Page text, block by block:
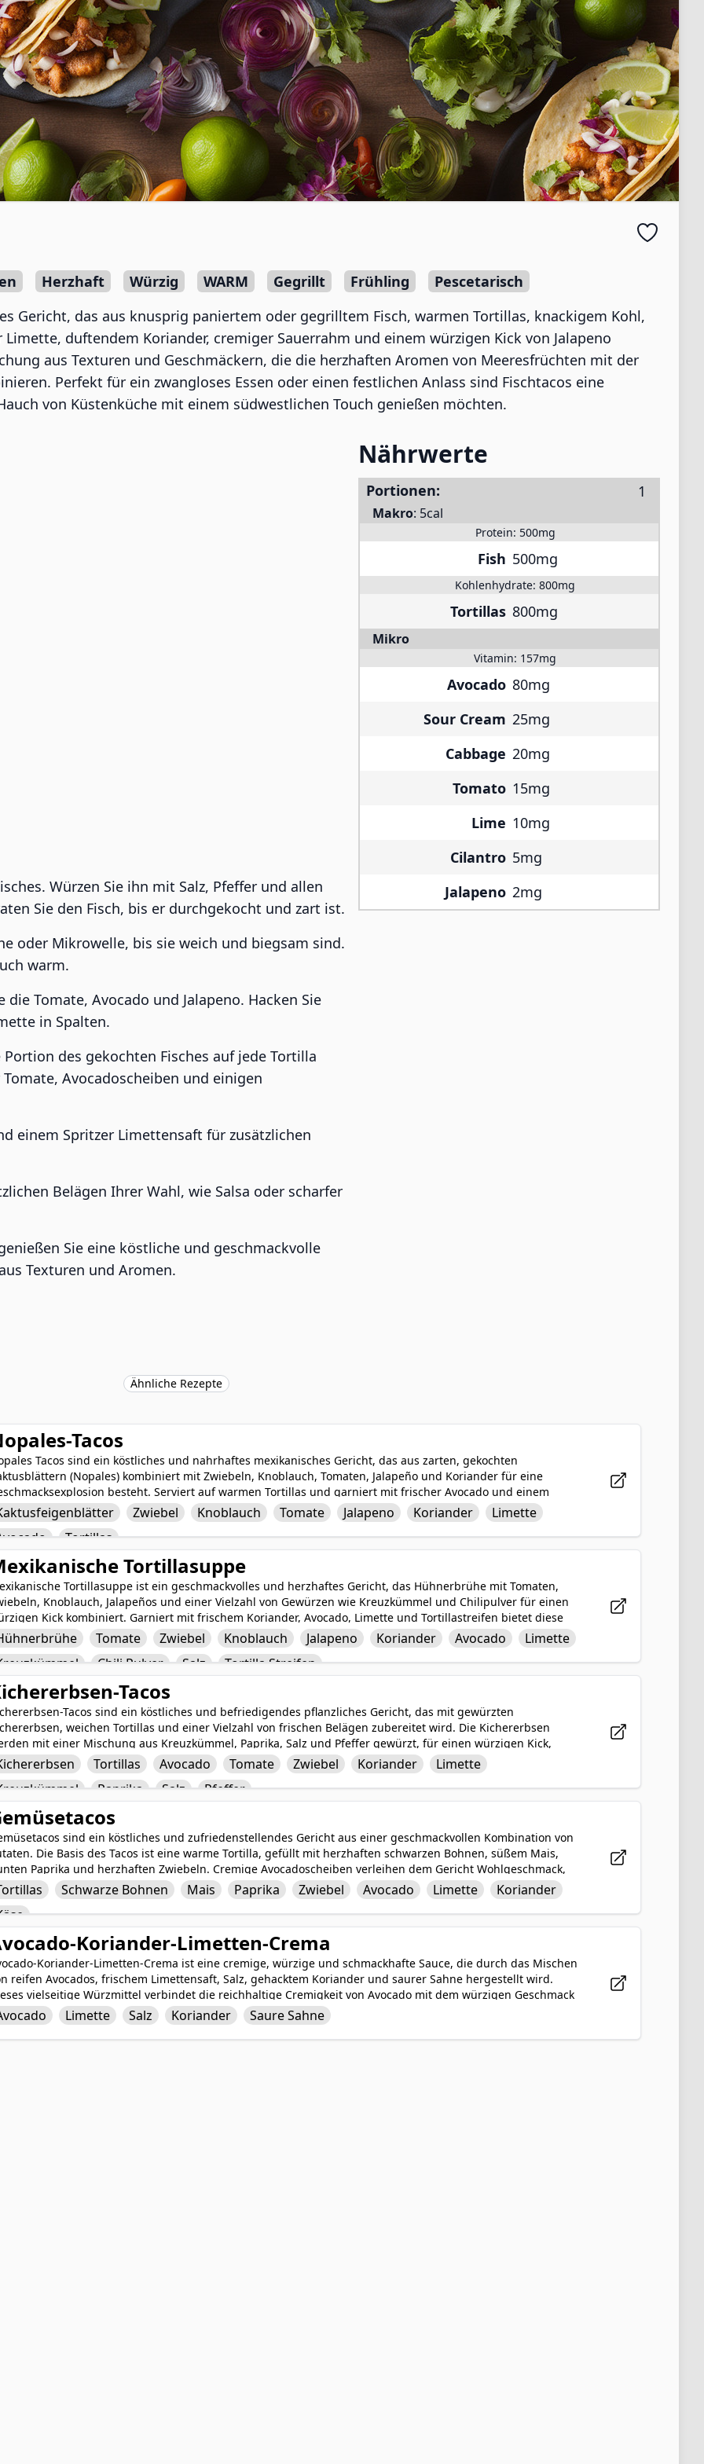
Herzhaft Würzig WARM Gegrillt Frühling
Pescetarisch
Gericht, das aus knusprig paniertem oder gegrilltem Fisch, warmen Tortillas, knackigem Kohl,
duftendem Koriander, cremiger Sauerrahm und einem würzigen Kick von Jalapeno
aus Texturen und Geschmäckern, die die herzhaften Aromen von Meeresfrüchten mit der
Perfekt für ein zwangloses Essen oder einen festlichen Anlass sind Fischtacos eine
von Küstenküche mit einem südwestlichen Touch genießen möchten.
Würzen Sie ihn mit Salz, Pfeffer und allen
Sie den Fisch, bis er durchgekocht und zart ist.
oder Mikrowelle, bis sie weich und biegsam sind.
warm.
Tomate, Avocado und Jalapeno. Hacken Sie
in Spalten.
des gekochten Fisches auf jede Tortilla
Avocadoscheiben und einigen
einem Spritzer Limettensaft für zusätzlichen
Belägen Ihrer Wahl, wie Salsa oder scharfer
Sie eine köstliche und geschmackvolle
Texturen und Aromen.
Nährwerte
Portionen:
Makro: 5cal
Protein: 500mg
Fish 500mg
Kohlenhydrate: 800mg
Tortillas 800mg
Mikro
Vitamin: 157mg
Avocado 80mg
Sour Cream 25mg
Cabbage 20mg
Tomato 15mg
Lime 10mg
Cilantro 5mg
Jalapeno 2mg
Ähnliche Rezepte
Tacos
Tacos sind ein köstliches und nahrhaftes mexikanisches Gericht, das aus zarten, gekochten
(Nopales) kombiniert mit Zwiebeln, Knoblauch, Tomaten, Jalapeño und Koriander für eine
besteht. Serviert auf warmen Tortillas und garniert mit frischer Avocado und einem
Limette bieten diese Tacos eine einzigartige Kombination aus Texturen und Geschmacksrichtungen, die
zu einer beliebten Wahl für diejenigen machen, die eine schmackhafte und gesunde Mahlzeit suchen.
Zwiebel Knoblauch Tomate Jalapeno Koriander
Limette
Tortillas
Tortillasuppe
Tortillasuppe ist ein geschmackvolles und herzhaftes Gericht, das Hühnerbrühe mit Tomaten,
Knoblauch, Jalapeños und einer Vielzahl von Gewürzen wie Kreuzkümmel und Chilipulver für einen
Kick kombiniert. Garniert mit frischem Koriander, Avocado, Limette und Tortillastreifen bietet diese
eine Mischung aus herzhaften und pikanten Aromen mit einer zufriedenstellenden knusprigen Textur
den knusprigen Tortillastreifen. Als tröstliches und befriedigendes Gericht ist die mexikanische
eine köstliche und aromatische kulinarische Erfahrung, die die Essenz der traditionellen
Küche einfängt.
Tomate Zwiebel Knoblauch Jalapeno Koriander Avocado
Limette
Chili Pulver Salz Tortilla Streifen
Tacos
Tacos sind ein köstliches und befriedigendes pflanzliches Gericht, das mit gewürzten
weichen Tortillas und einer Vielzahl von frischen Belägen zubereitet wird. Die Kichererbsen
mit einer Mischung aus Kreuzkümmel, Paprika, Salz und Pfeffer gewürzt, für einen würzigen Kick,
die Zugabe von Avocado, Tomate, Zwiebel, Koriander und einem Spritzer Limette Frische und
verleiht. Die Kombination dieser Zutaten schafft eine gesunde und sättigende Mahlzeit, die leicht
ist und voller lebendiger Aromen steckt. Kichererbsen-Tacos sind eine großartige Option für ein
Abendessen, das sicherlich sowohl Vegetarier als auch Fleischesser begeistern wird.
Tortillas Avocado Tomate Zwiebel Koriander
Limette
Paprika Salz Pfeffer
sind ein köstliches und zufriedenstellendes Gericht aus einer geschmackvollen Kombination von
Die Basis des Tacos ist eine warme Tortilla, gefüllt mit herzhaften schwarzen Bohnen, süßem Mais,
Paprika und herzhaften Zwiebeln. Cremige Avocadoscheiben verleihen dem Gericht Wohlgeschmack,
ein Spritzer frischer Limettensaft dem Ganzen eine würzige Note verleiht. Getoppt mit frischem
und bestreut mit Käse bieten Gemüsetacos eine perfekte Balance aus Texturen und Aromen, die
sowohl Vegetarier als auch Fleischesser gleichermaßen erfreuen werden. Mit jedem Biss wirst du die
und Güte pflanzlicher Zutaten in dieser gesunden und leckeren Mahlzeit genießen.
Schwarze Bohnen Mais Paprika Zwiebel Avocado Limette
Koriander
Koriander-Limetten-Crema
Koriander-Limetten-Crema ist eine cremige, würzige und schmackhafte Sauce, die durch das Mischen
reifen Avocados, frischem Limettensaft, Salz, gehacktem Koriander und saurer Sahne hergestellt wird.
vielseitige Würzmittel verbindet die reichhaltige Cremigkeit von Avocado mit dem würzigen Geschmack
Limette und der frischen Kräuterheit von Koriander. Es kann als Topping für Tacos, Nachos, gegrilltes
oder als Dip für Gemüse oder Chips verwendet werden. Die leuchtend grüne Farbe und die angenehm
Textur dieser Crema machen sie zu einer beliebten und erfrischenden Ergänzung zu einer Vielzahl von
Limette Salz Koriander Saure Sahne